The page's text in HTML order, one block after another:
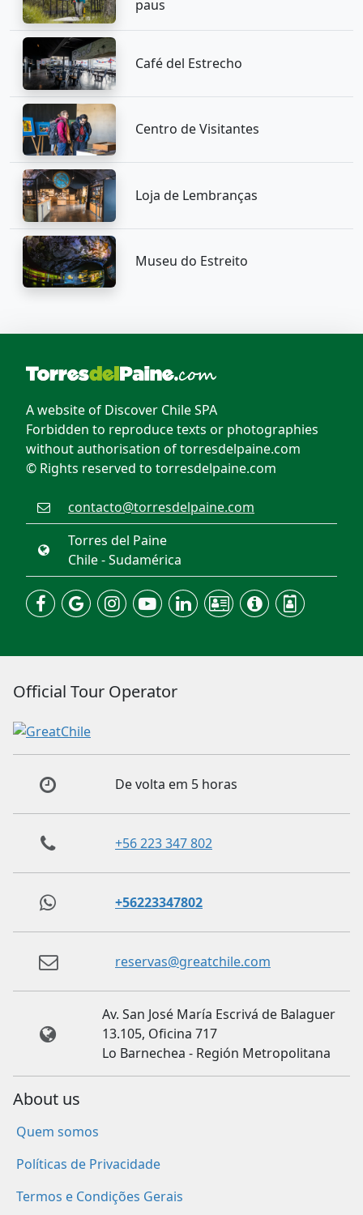
paus
Café del Estrecho
Centro de Visitantes
Loja de Lembranças
Museu do Estreito
A website of Discover Chile SPA
Forbidden to reproduce texts or photographies
without authorisation of torresdelpaine.com
© Rights reserved to torresdelpaine.com
contacto@torresdelpaine.com
Torres del Paine
Chile - Sudamérica
Official Tour Operator
De volta em 5 horas
+56 223 347 802
+56223347802
reservas@greatchile.com
Av. San José María Escrivá de Balaguer
13.105, Oficina 717
Lo Barnechea - Región Metropolitana
About us
Quem somos
Políticas de Privacidade
Termos e Condições Gerais